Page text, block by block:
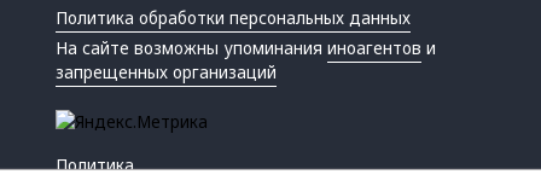
Политика обработки персональных данных
На сайте возможны упоминанияиноагентов и
запрещенных организаций
Политика